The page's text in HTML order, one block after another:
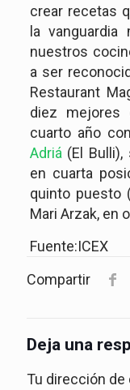
crear recetas
la
nuestros
a ser
Restaurant
diez mejores
cuarto año
Adriá (El
en cuarta
quinto puesto
Mari Arzak, en
Fuente:ICEX
Compartir
Deja una
Tu dirección